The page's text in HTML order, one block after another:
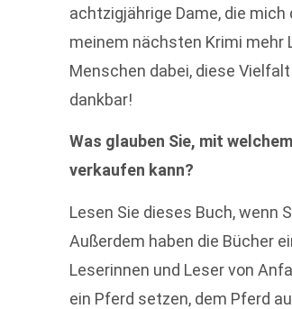
achtzigjährige Dame, die
meinem nächsten Krimi mehr
Menschen dabei, diese
dankbar!
Was glauben Sie, mit
verkaufen kann?
Lesen Sie dieses Buch, wenn
Außerdem haben die Bücher
Leserinnen und Leser von
ein Pferd setzen, dem Pferd